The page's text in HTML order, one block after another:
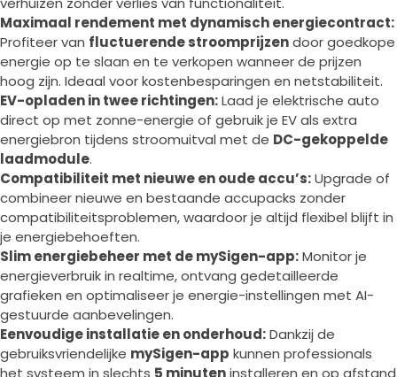
Maximaal rendement met dynamisch energiecontract:
Profiteer van fluctuerende stroomprijzendoor goedkope
energie op te slaan en te verkopen wanneer de prijzen
hoog zijn. Ideaal voor kostenbesparingen en netstabiliteit.
EV-opladen in twee richtingen:Laad je elektrische auto
direct op met zonne-energie of gebruik je EV als extra
energiebron tijdens stroomuitval met de DC-gekoppelde
laadmodule.
Compatibiliteit met nieuwe en oude accu’s:Upgrade of
combineer nieuwe en bestaande accupacks zonder
compatibiliteitsproblemen, waardoor je altijd flexibel blijft in
je energiebehoeften.
Slim energiebeheer met de mySigen-app:Monitor je
energieverbruik in realtime, ontvang gedetailleerde
grafieken en optimaliseer je energie-instellingen met AI-
gestuurde aanbevelingen.
Eenvoudige installatie en onderhoud:Dankzij de
gebruiksvriendelijke mySigen-app kunnen professionals
het systeem in slechts 5 minuteninstalleren en op afstand